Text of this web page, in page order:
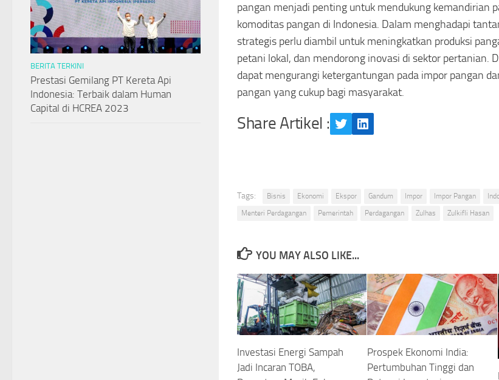
pangan menjadi penting untuk mendukung kemandirian
komoditas pangan di Indonesia. Dalam menghadapi
strategis perlu diambil untuk meningkatkan produksi
petani lokal, dan mendorong inovasi di sektor pertanian.
dapat mengurangi ketergantungan pada impor pangan
pangan yang cukup bagi masyarakat.
Share Artikel : TwitterLinkedIn
Tags: Bisnis Ekonomi Ekspor Gandum Impor Impor Pangan
Menteri Perdagangan
Pemerintah Perdagangan Zulhas Zulkifli Hasan
YOU MAY ALSO LIKE...
Investasi Energi Sampah
Jadi Incaran TOBA,
Prospek Ekonomi India:
Pertumbuhan Tinggi dan
BERITA TERKINI
Prestasi Gemilang PT Kereta Api
Indonesia: Terbaik dalam Human
Capital di HCREA 2023